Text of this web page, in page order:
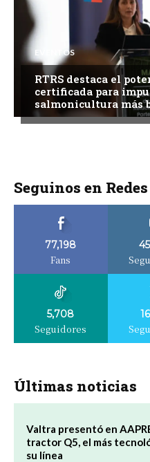
EVENTOS
RTRS destaca el
certificada para
salmonicultura más
Seguinos en Redes
77,198
Fans
5,708
Seguidores
Últimas noticias
Valtra presentó en
tractor Q5, el más
su línea